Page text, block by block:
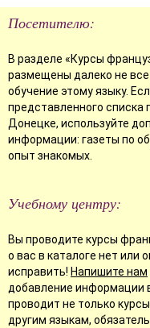
Посетителю:
В разделе «Курсы
размещены далеко не
обучение этому языку.
представленного списка
Донецке, используйте
информации: газеты по
опыт знакомых.
Учебному центру:
Вы проводите курсы
о вас в каталоге нет или
исправить! Напишите нам
добавление информации
проводит не только
другим языкам,